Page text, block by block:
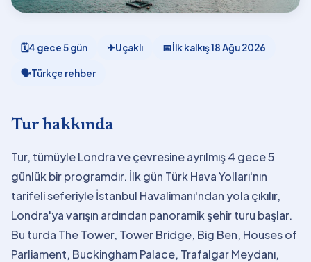
🗓4 gece 5 gün ✈Uçaklı 📅İlk kalkış18 Ağu 2026
🗣Türkçe rehber
Tur hakkında
Tur, tümüyle Londra ve çevresine ayrılmış 4 gece 5
günlük bir programdır. İlk gün Türk Hava Yolları'nın
tarifeli seferiyle İstanbul Havalimanı'ndan yola çıkılır,
Londra'ya varışın ardından panoramik şehir turu başlar.
Bu turda The Tower, Tower Bridge, Big Ben, Houses of
Parliament, Buckingham Palace, Trafalgar Meydanı,